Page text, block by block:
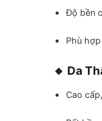
Độ bền
Phù
🔸 Da
Cao